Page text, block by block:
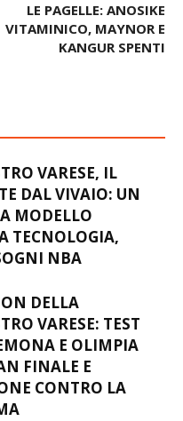
LE PAGELLE: ANOSIKE
VITAMINICO, MAYNOR E
KANGUR SPENTI
VARESE, IL
DAL VIVAIO: UN
MODELLO
TECNOLOGIA,
NBA
DELLA
VARESE: TEST
E OLIMPIA
FINALE E
CONTRO LA